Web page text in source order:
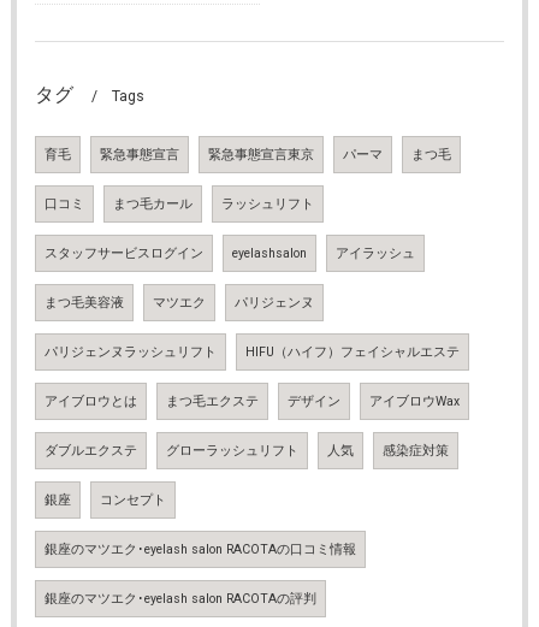
タグ Tags
育毛 緊急事態宣言 緊急事態宣言東京 パーマ まつ毛
口コミ まつ毛カール ラッシュリフト
スタッフサービスログイン eyelashsalon アイラッシュ
まつ毛美容液 マツエク パリジェンヌ
パリジェンヌラッシュリフト HIFU（ハイフ）フェイシャルエステ
アイブロウとは まつ毛エクステ デザイン アイブロウWax
ダブルエクステ グローラッシュリフト 人気 感染症対策
銀座 コンセプト
銀座のマツエク･eyelash salon RACOTAの口コミ情報
銀座のマツエク･eyelash salon RACOTAの評判